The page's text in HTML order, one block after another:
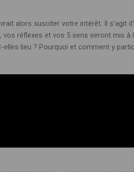
alors susciter votre intérêt. Il s’agit
réflexes et vos 5 sens seront mis à
elles lieu ? Pourquoi et comment y